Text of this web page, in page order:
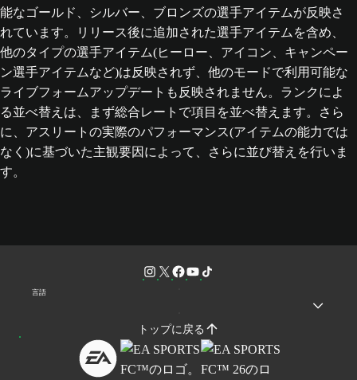
能なゴールド、シルバー、ブロンズの選手アイテムが反映さ
れています。リリース後に追加された選手アイテムを含め、
他のタイプの選手アイテム(ヒーロー、アイコン、キャンペー
ン選手アイテムなど)は反映されず、他のモードで利用可能な
ライブフォームアップデートも反映されません。ランクによ
る並べ替えは、まず総合レートで項目を並べ替えます。さら
に、アスリートの実際のパフォーマンス(アイテムの能力では
なく)に基づいた主観要因によって、さらに並び替えを行いま
す。
言語
トップに戻る